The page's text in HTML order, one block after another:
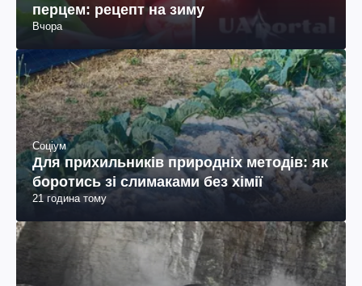
перцем: рецепт на зиму
Вчора
Соціум
Для прихильників природніх методів: як
боротись зі слимаками без хімії
21 година тому